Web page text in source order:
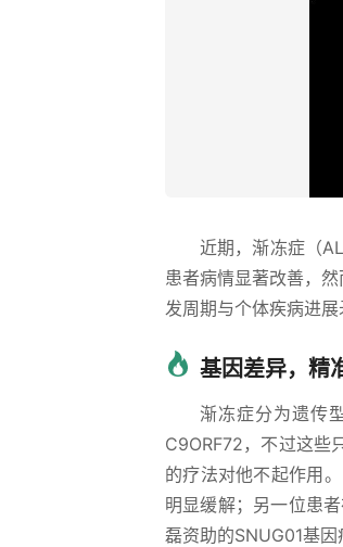
近期，渐冻症（
患者病情显著改善，
发周期与个体疾病进
基因差异，精
渐冻症分为遗传
C9ORF72，不过这些
的疗法对他不起作用
明显缓解；另一位患
磊资助的SNUG01基